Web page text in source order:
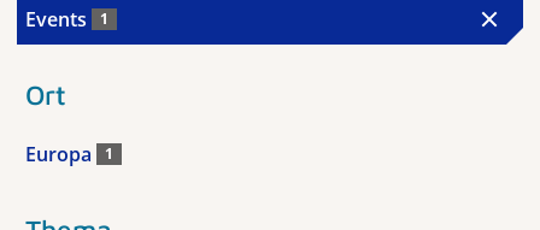
Events 1
Ort
Europa 1